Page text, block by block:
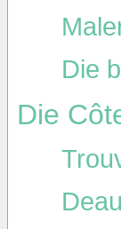
Die
Die